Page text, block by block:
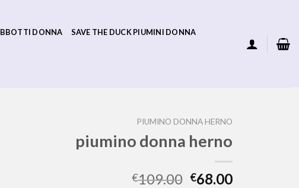
DONNA SAVE THE DUCK PIUMINI DONNA
PIUMINO DONNA HERNO
piumino donna herno
€109.00 €68.00